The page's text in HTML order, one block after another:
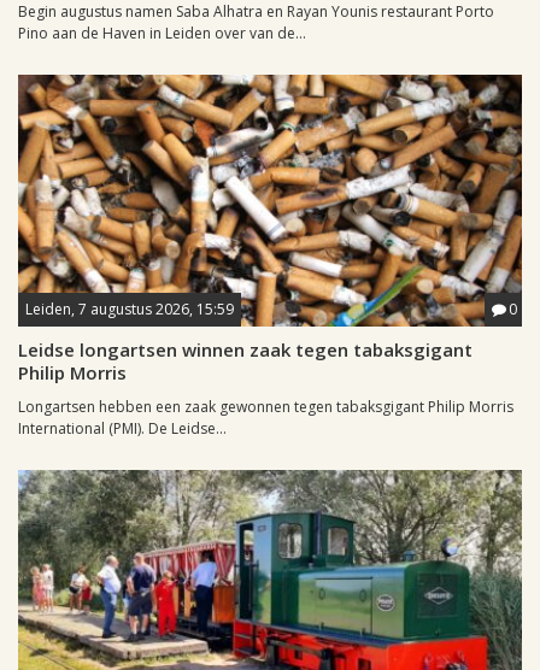
Begin augustus namen Saba Alhatra en Rayan Younis restaurant Porto
Pino aan de Haven in Leiden over van de...
Leiden, 7 augustus 2026, 15:59 0
Leidse longartsen winnen zaak tegen tabaksgigant
Philip Morris
Longartsen hebben een zaak gewonnen tegen tabaksgigant Philip Morris
International (PMI). De Leidse...